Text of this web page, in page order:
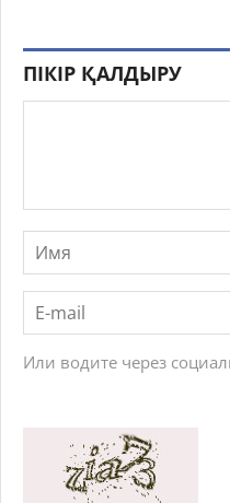
ПІКІР ҚАЛДЫРУ
Или водите через